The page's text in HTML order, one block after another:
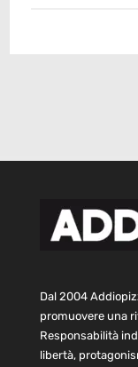
Dal 2004
promuovere una
Responsabilità
libertà,